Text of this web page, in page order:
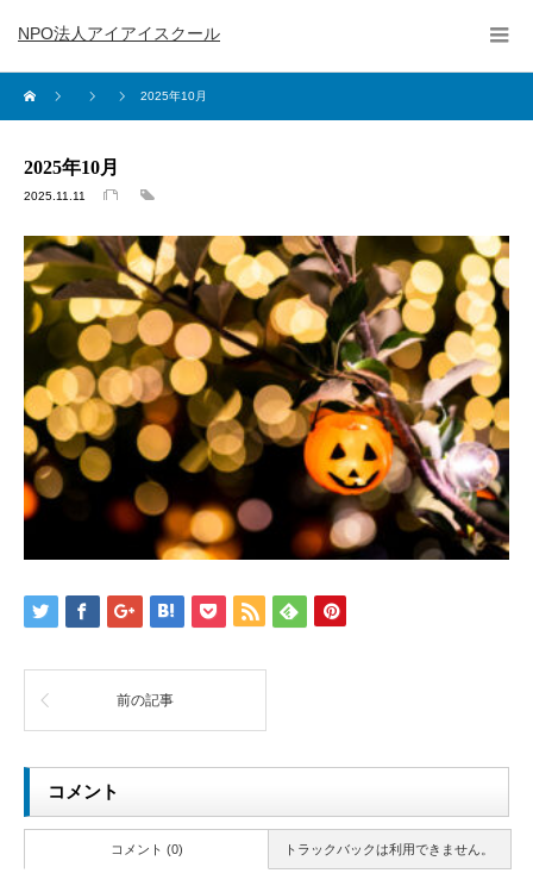
NPO法人アイアイスクール
2025年10月
2025年10月
2025.11.11
前の記事
コメント
トラックバックは利用できません。
コメント (0)